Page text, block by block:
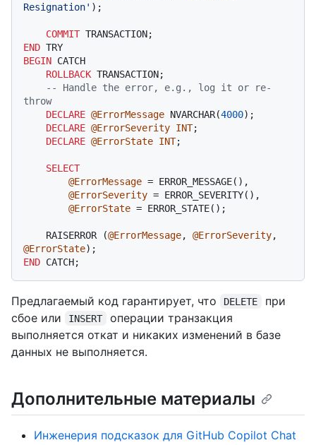
Resignation' );
COMMIT
END
BEGIN CATCH
ROLLBACK TRANSACTION;
-- Handle the error, e.g., log it or re-
throw
DECLARE @ErrorMessage NVARCHAR(4000);
DECLARE @ErrorSeverity INT;
DECLARE @ErrorState INT;
SELECT
@ErrorMessage = ERROR_MESSAGE(),
@ErrorSeverity = ERROR_SEVERITY(),
@ErrorState = ERROR_STATE();
    RAISERROR (
@ErrorMessage, @ErrorSeverity
@ErrorState
END
Предлагаемый код гарантирует, что DELETE
при
сбое или
INSERT
операции транзакция
выполняется откат и никаких изменений в базе
данных не выполняется.
Дополнительные материалы
Инженерия подсказок для GitHub Copilot Chat